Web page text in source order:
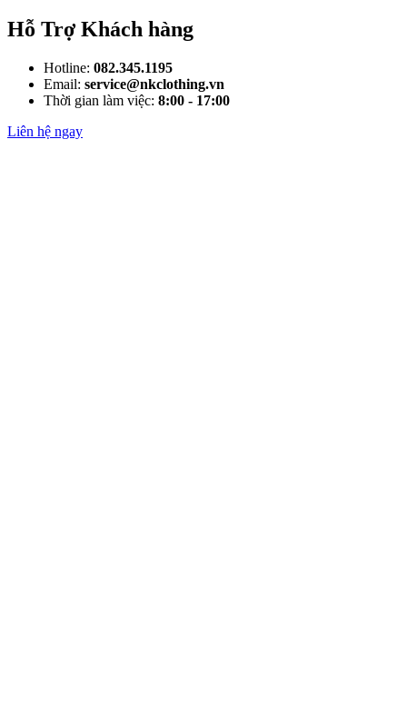
Hỗ Trợ Khách hàng
Hotline: 082.345.1195
Email: service@nkclothing.vn
Thời gian làm việc: 8:00 - 17:00
Liên hệ ngay